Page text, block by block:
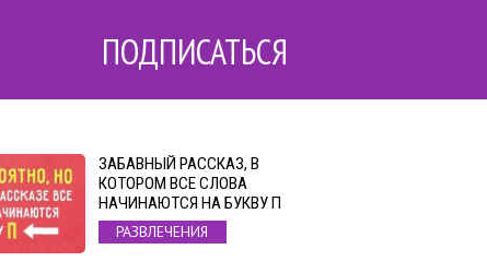
ПОДПИСАТЬСЯ
ЗАБАВНЫЙ РАССКАЗ, В
КОТОРОМ ВСЕ СЛОВА
НАЧИНАЮТСЯ НА БУКВУ П
РАЗВЛЕЧЕНИЯ